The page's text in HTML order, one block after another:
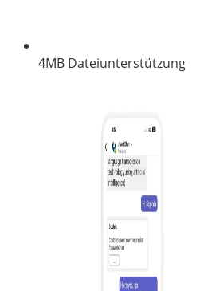
4MB Dateiunterstützung